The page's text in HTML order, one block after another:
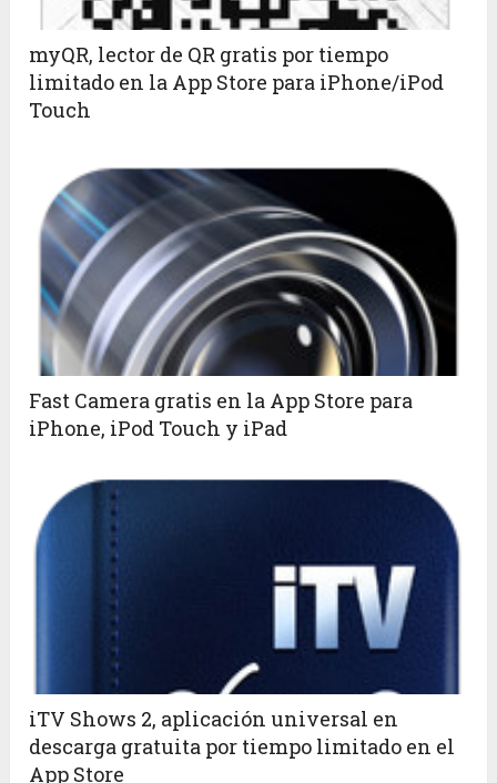
myQR, lector de QR gratis por tiempo
limitado en la App Store para iPhone/iPod
Touch
Fast Camera gratis en la App Store para
iPhone, iPod Touch y iPad
iTV Shows 2, aplicación universal en
descarga gratuita por tiempo limitado en el
App Store